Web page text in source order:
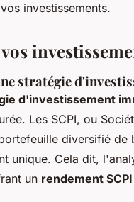
investissements.
stratégie
d'investissement
Les SCPI, ou
diversifié de
unique. Cela dit,
un rendement SCPI